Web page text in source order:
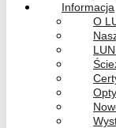
Informacja
O